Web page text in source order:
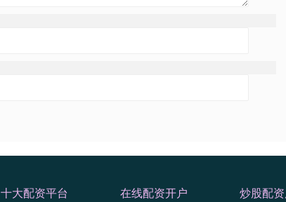
十大配资平台 在线配资开户 炒股配